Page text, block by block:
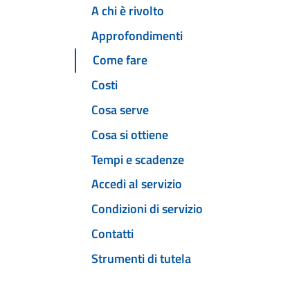
A chi è rivolto
Approfondimenti
Come fare
Costi
Cosa serve
Cosa si ottiene
Tempi e scadenze
Accedi al servizio
Condizioni di servizio
Contatti
Strumenti di tutela